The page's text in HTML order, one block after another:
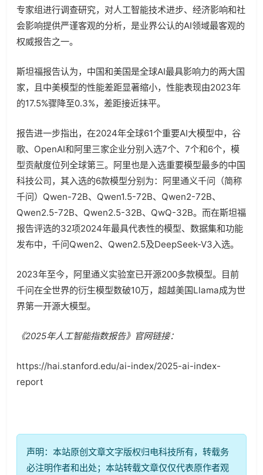
专家组进行调查研究，对人工智能技术进步、经济影响和社
会影响提供严谨客观的分析，是业界公认的AI领域最客观的
权威报告之一。
斯坦福报告认为，中国和美国是全球AI最具影响力的两大国
家，且中美模型的性能差距显著缩小，性能表现由2023年
的17.5%骤降至0.3%，差距接近抹平。
报告进一步指出，在2024年全球61个重要AI大模型中，谷
歌、OpenAI和阿里三家企业分别入选7个、7个和6个，模
型贡献度位列全球第三。阿里也是入选重要模型最多的中国
科技公司，其入选的6款模型分别为：阿里通义千问（简称
千问）Qwen-72B、Qwen1.5-72B、Qwen2-72B、
Qwen2.5-72B、Qwen2.5-32B、QwQ-32B。而在斯坦福
报告评选的32项2024年最具代表性的模型、数据集和功能
发布中，千问Qwen2、Qwen2.5及DeepSeek-V3入选。
2023年至今，阿里通义实验室已开源200多款模型。目前
千问在全世界的衍生模型数破10万，超越美国Llama成为世
界第一开源大模型。
《2025年人工智能指数报告》官网链接：
https://hai.stanford.edu/ai-index/2025-ai-index-
report
声明：本站原创文章文字版权归电科技所有，转载务
必注明作者和出处；本站转载文章仅仅代表原作者观